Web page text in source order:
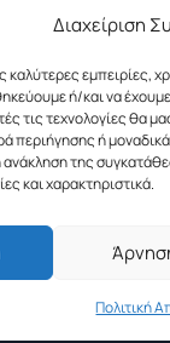
Διαχείριση
καλύτερες εμπειρίες,
ή/και να
τις τεχνολογίες θα
περιήγησης ή
της
και χαρακτηριστικά.
Πολιτική